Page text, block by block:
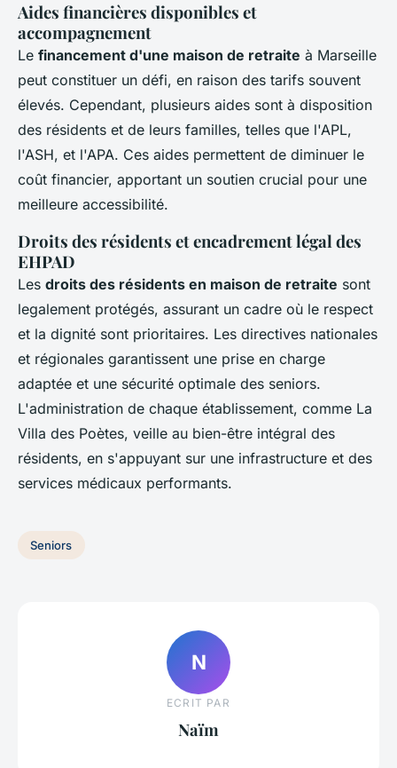
Aides financières disponibles et
accompagnement
Le financement d'une maison de retraite à Marseille
peut constituer un défi, en raison des tarifs souvent
élevés. Cependant, plusieurs aides sont à disposition
des résidents et de leurs familles, telles que l'APL,
l'ASH, et l'APA. Ces aides permettent de diminuer le
coût financier, apportant un soutien crucial pour une
meilleure accessibilité.
Droits des résidents et encadrement légal des
EHPAD
Les droits des résidents en maison de retraite sont
legalement protégés, assurant un cadre où le respect
et la dignité sont prioritaires. Les directives nationales
et régionales garantissent une prise en charge
adaptée et une sécurité optimale des seniors.
L'administration de chaque établissement, comme La
Villa des Poètes, veille au bien-être intégral des
résidents, en s'appuyant sur une infrastructure et des
services médicaux performants.
Seniors
N
ECRIT PAR
Naïm